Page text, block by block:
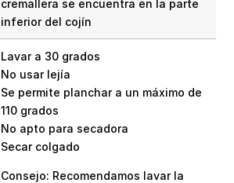
cremallera se encuentra en la parte
inferior del cojín
Lavar a 30 grados
No usar lejía
Se permite planchar a un máximo de
110 grados
No apto para secadora
Secar colgado
Consejo: Recomendamos lavar la